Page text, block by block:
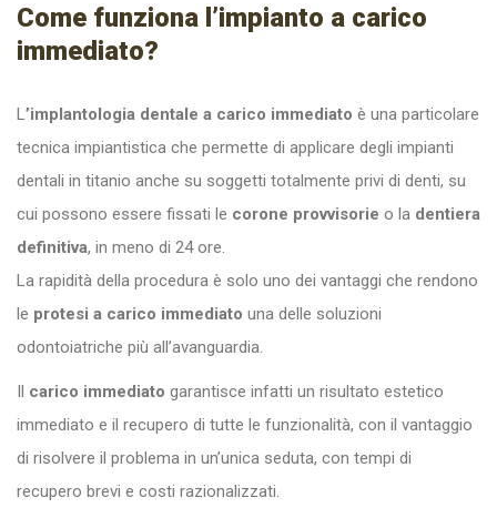
Come funziona l’impianto a carico
immediato?
L’implantologia dentale a carico immediato è una particolare
tecnica impiantistica che permette di applicare degli impianti
dentali in titanio anche su soggetti totalmente privi di denti, su
cui possono essere fissati le corone provvisorie o la dentiera
definitiva, in meno di 24 ore.
La rapidità della procedura è solo uno dei vantaggi che rendono
le protesi a carico immediato una delle soluzioni
odontoiatriche più all’avanguardia.
Il carico immediato garantisce infatti un risultato estetico
immediato e il recupero di tutte le funzionalità, con il vantaggio
di risolvere il problema in un’unica seduta, con tempi di
recupero brevi e costi razionalizzati.